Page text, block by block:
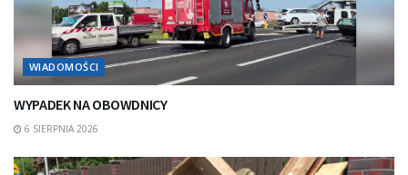
WIADOMOŚCI
WYPADEK NA OBOWDNICY
6 SIERPNIA 2026